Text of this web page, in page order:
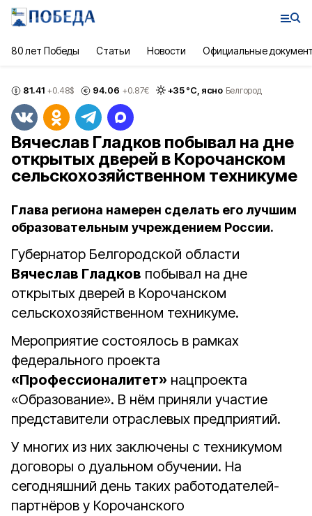
80 лет Победы Статьи Новости Официальные
81.41 +0.48$ 94.06 +0.87€ +35°С, ясно Белгород
Вячеслав Гладков побывал на дне
открытых дверей в Корочанском
сельскохозяйственном техникуме
Глава региона намерен сделать его лучшим
образовательным учреждением России.
Губернатор Белгородской области
Вячеслав Гладков побывал на дне
открытых дверей в Корочанском
сельскохозяйственном техникуме.
Мероприятие состоялось в рамках
федерального проекта
«Профессионалитет» нацпроекта
«Образование». В нём приняли участие
представители отраслевых предприятий.
У многих из них заключены с техникумом
договоры о дуальном обучении. На
сегодняшний день таких работодателей-
партнёров у Корочанского